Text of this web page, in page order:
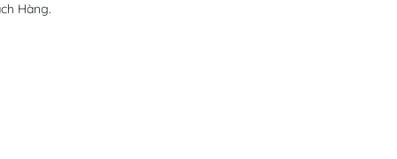
Hàng.